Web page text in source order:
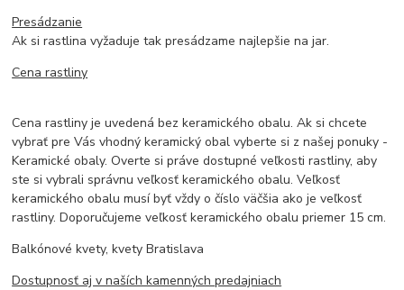
Presádzanie
Ak si rastlina vyžaduje tak presádzame najlepšie na jar.
Cena rastliny
Cena rastliny je uvedená bez keramického obalu. Ak si chcete
vybrať pre Vás vhodný keramický obal vyberte si z našej ponuky -
Keramické obaly. Overte si práve dostupné veľkosti rastliny, aby
ste si vybrali správnu veľkosť keramického obalu. Veľkosť
keramického obalu musí byť vždy o číslo väčšia ako je veľkosť
rastliny. Doporučujeme veľkosť keramického obalu priemer 15 cm.
Balkónové kvety, kvety Bratislava
Dostupnosť aj v naších kamenných predajniach